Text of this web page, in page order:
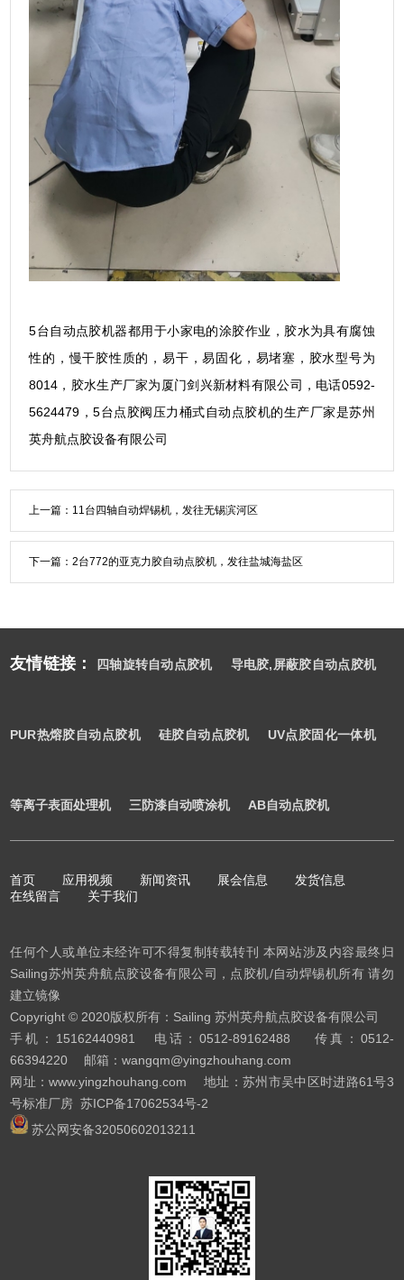
5台自动点胶机器都用于小家电的涂胶作业，胶水为具有腐蚀
性的，慢干胶性质的，易干，易固化，易堵塞，胶水型号为
8014，胶水生产厂家为厦门剑兴新材料有限公司，电话0592-
5624479，5台点胶阀压力桶式自动点胶机的生产厂家是苏州
英舟航点胶设备有限公司
上一篇： 11台四轴自动焊锡机，发往无锡滨河区
下一篇：2台772的亚克力胶自动点胶机，发往盐城海盐区
友情链接： 四轴旋转自动点胶机 导电胶,屏蔽胶自动点胶机
PUR热熔胶自动点胶机 硅胶自动点胶机 UV点胶固化一体机
等离子表面处理机 三防漆自动喷涂机 AB自动点胶机
首页 应用视频 新闻资讯 展会信息
发货信息
在线留言
关于我们
任何个人或单位未经许可不得复制转载转刊 本网站涉及内容最终归
Sailing苏州英舟航点胶设备有限公司，点胶机/自动焊锡机所有 请勿
建立镜像
Copyright © 2020版权所有：Sailing 苏州英舟航点胶设备有限公司
手机：15162440981 电话：0512-89162488 传真：0512-
66394220 邮箱：wangqm@yingzhouhang.com
网址：www.yingzhouhang.com 地址：苏州市吴中区时进路61号3
号标准厂房苏ICP备17062534号-2
苏公网安备32050602013211